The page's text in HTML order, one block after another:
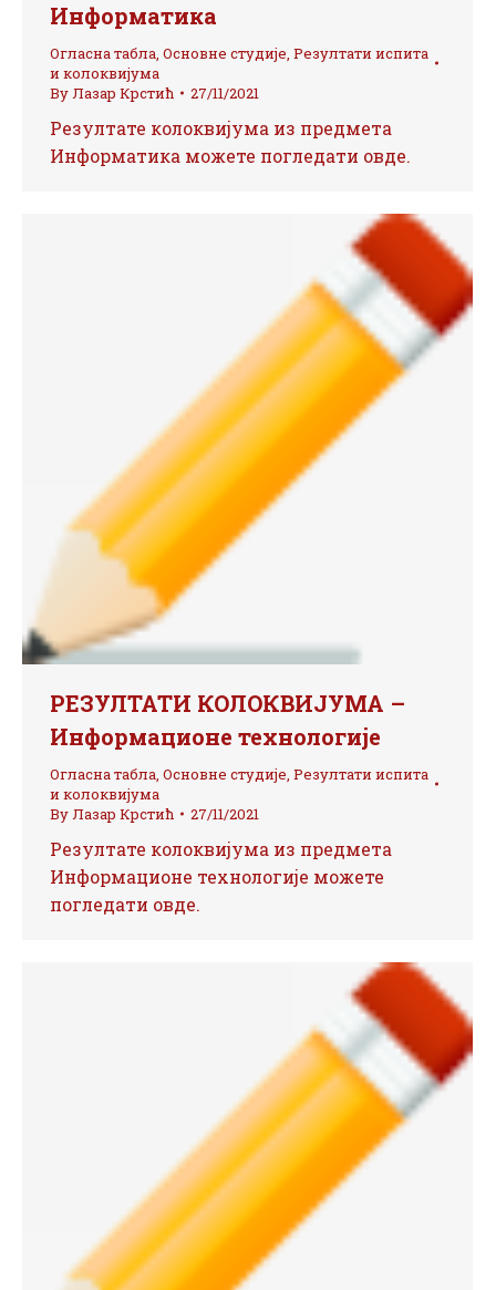
Информатика
Огласна табла, Основне студије, Резултати испита
и колоквијума
ByЛазар Крстић 27/11/2021
Резултате колоквијума из предмета
Информатика можете погледати овде.
РЕЗУЛТАТИ КОЛОКВИЈУМА –
Информационе технологије
Огласна табла, Основне студије, Резултати испита
и колоквијума
ByЛазар Крстић 27/11/2021
Резултате колоквијума из предмета
Информационе технологије можете
погледати овде.